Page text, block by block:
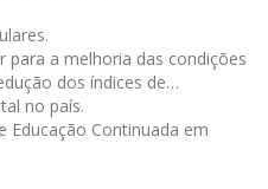
para a melhoria das condições
dos índices de
no país.
Educação Continuada em